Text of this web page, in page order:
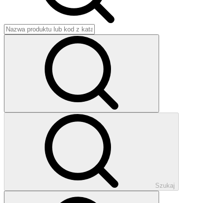
Szukaj